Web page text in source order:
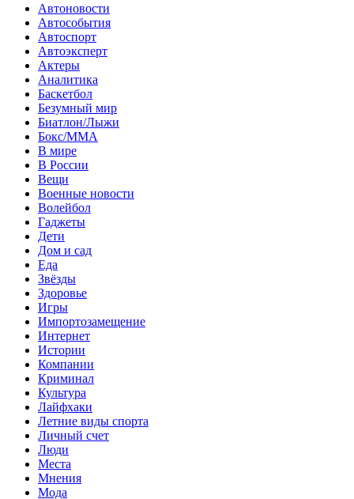
Автоновости
Автособытия
Автоспорт
Автоэксперт
Актеры
Аналитика
Баскетбол
Безумный мир
Биатлон/Лыжи
Бокс/MMA
В мире
В России
Вещи
Военные новости
Волейбол
Гаджеты
Дети
Дом и сад
Еда
Звёзды
Здоровье
Игры
Импортозамещение
Интернет
Истории
Компании
Криминал
Культура
Лайфхаки
Летние виды спорта
Личный счет
Люди
Места
Мнения
Мода